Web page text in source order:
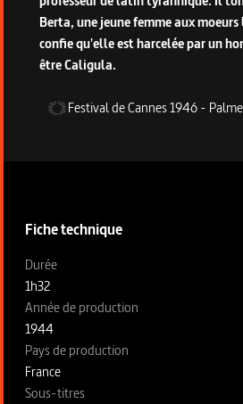
Berta, une jeune femme aux
confie qu'elle est harcelée par un
être Caligula.
Festival de Cannes1946-
Fiche technique
Fiche technique section gauche
Durée
1h32
Année de production
1944
Pays de production
France
Sous-titres